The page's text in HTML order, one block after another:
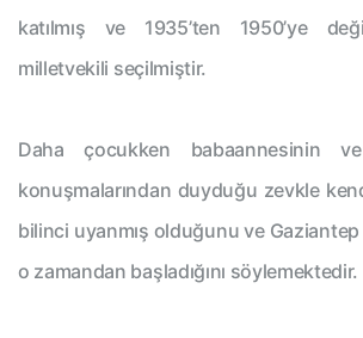
katılmış ve 1935’ten 1950’ye
milletvekili seçilmiştir.
Daha çocukken babaannesinin ve
konuşmalarından duyduğu zevkle
bilinci uyanmış olduğunu ve Gaziantep
o zamandan başladığını söylemektedir.